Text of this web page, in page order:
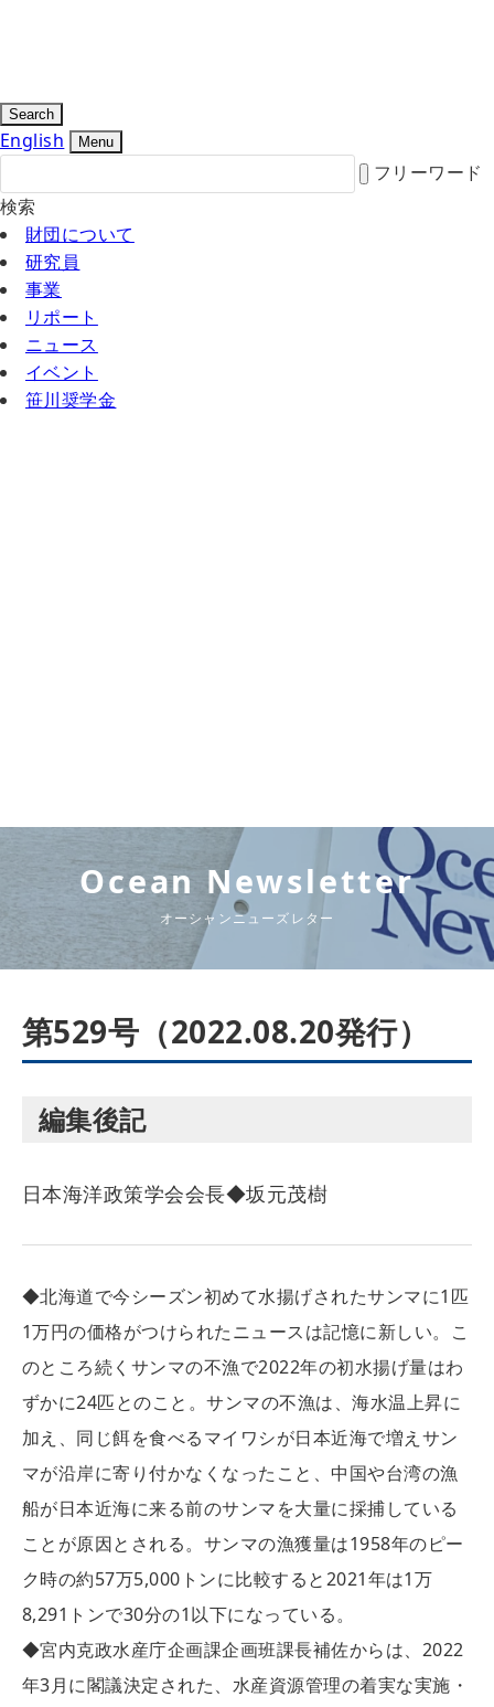
Search
English Menu
フリーワード
検索
財団について
研究員
事業
リポート
ニュース
イベント
笹川奨学金
Ocean Newsletter
オーシャンニューズレター
第529号（2022.08.20発行）
編集後記
日本海洋政策学会会長◆坂元茂樹
◆北海道で今シーズン初めて水揚げされたサンマに1匹
1万円の価格がつけられたニュースは記憶に新しい。こ
のところ続くサンマの不漁で2022年の初水揚げ量はわ
ずかに24匹とのこと。サンマの不漁は、海水温上昇に
加え、同じ餌を食べるマイワシが日本近海で増えサン
マが沿岸に寄り付かなくなったこと、中国や台湾の漁
船が日本近海に来る前のサンマを大量に採捕している
ことが原因とされる。サンマの漁獲量は1958年のピー
ク時の約57万5,000トンに比較すると2021年は1万
8,291トンで30分の1以下になっている。
◆宮内克政水産庁企画課企画班課長補佐からは、2022
年3月に閣議決定された、水産資源管理の着実な実施・